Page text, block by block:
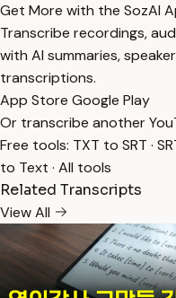
Get More with the SozAI
Transcribe recordings,
with AI summaries,
transcriptions.
App Store Google Play
Or transcribe another
Free tools: TXT to SRT ·
to Text · All tools
Related Transcripts
View All